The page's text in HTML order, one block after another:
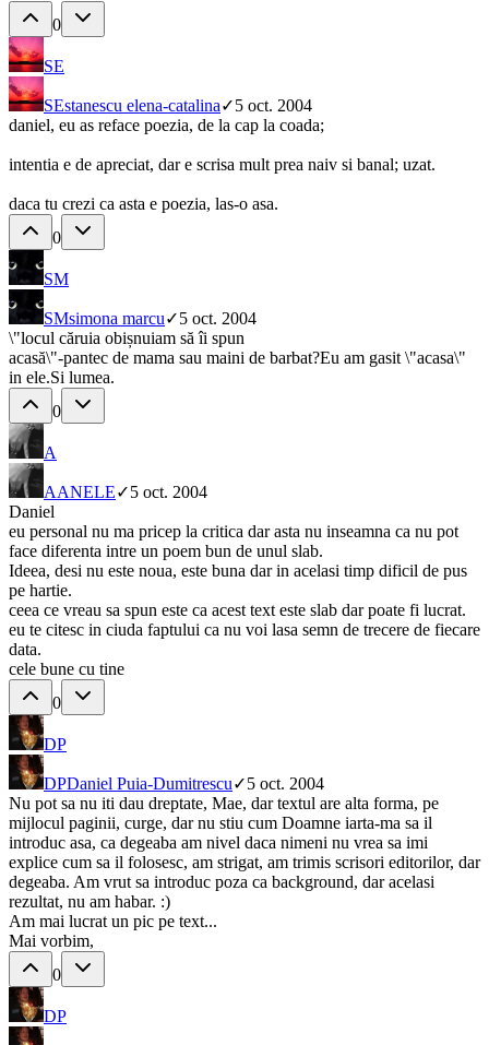
0
SE
SEstanescu elena-catalina✓5 oct. 2004
daniel, eu as reface poezia, de la cap la coada;
intentia e de apreciat, dar e scrisa mult prea naiv si banal; uzat.
daca tu crezi ca asta e poezia, las-o asa.
0
SM
SMsimona marcu✓5 oct. 2004
\"locul căruia obișnuiam să îi spun
acasă\"-pantec de mama sau maini de barbat?Eu am gasit \"acasa\"
in ele.Si lumea.
0
A
AANELE✓5 oct. 2004
Daniel
eu personal nu ma pricep la critica dar asta nu inseamna ca nu pot
face diferenta intre un poem bun de unul slab.
Ideea, desi nu este noua, este buna dar in acelasi timp dificil de pus
pe hartie.
ceea ce vreau sa spun este ca acest text este slab dar poate fi lucrat.
eu te citesc in ciuda faptului ca nu voi lasa semn de trecere de fiecare
data.
cele bune cu tine
0
DP
DPDaniel Puia-Dumitrescu✓5 oct. 2004
Nu pot sa nu iti dau dreptate, Mae, dar textul are alta forma, pe
mijlocul paginii, curge, dar nu stiu cum Doamne iarta-ma sa il
introduc asa, ca degeaba am nivel daca nimeni nu vrea sa imi
explice cum sa il folosesc, am strigat, am trimis scrisori editorilor, dar
degeaba. Am vrut sa introduc poza ca background, dar acelasi
rezultat, nu am habar. :)
Am mai lucrat un pic pe text...
Mai vorbim,
0
DP